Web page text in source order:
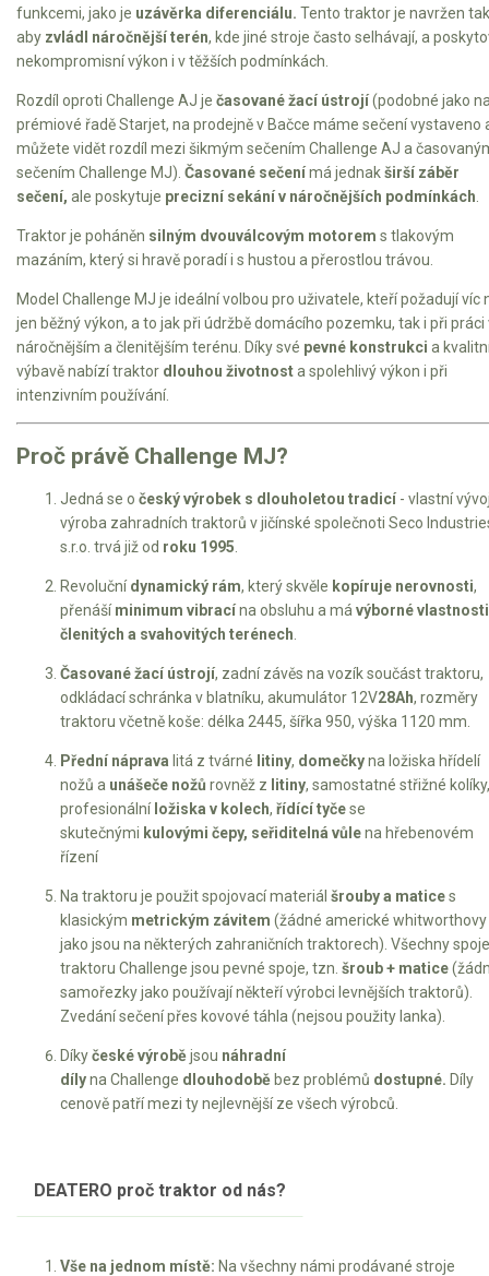
Elektrocentrály
Štěpkovače a drtiče
Elektrické skútry
Elektrické tříkolky
Elektrické tříkolky pracovní
Elektrické čtyřkolky
Náhradní díly
Zahradní traktory
Náhradní díly pro křovinořezy
Náhradní díly pro sekačky
funkcemi, jako je uzávěrka diferenciálu. Tento traktor je navržen
aby zvládl náročnější terén, kde jiné stroje často selhávají, a
nekompromisní výkon i v těžších podmínkách.
Rozdíl oproti Challenge AJ je časované žací ústrojí(podobné jako
prémiové řadě Starjet, na prodejně v Bačce máme sečení vystaveno
můžete vidět rozdíl mezi šikmým sečením Challenge AJ a
sečením Challenge MJ). Časované sečenímá jednakširší záběr
sečení, ale poskytuje precizní sekání v náročnějších podmínkách.
Traktor je poháněn silným dvouválcovým motorem s tlakovým
mazáním, který si hravě poradí i s hustou a přerostlou trávou.
Model Challenge MJ je ideální volbou pro uživatele, kteří požadují víc
jen běžný výkon, a to jak při údržbě domácího pozemku, tak i při práci
náročnějším a členitějším terénu. Díky své pevné konstrukci a
výbavě nabízí traktor dlouhou životnosta spolehlivý výkon i při
intenzivním používání.
Proč právě Challenge MJ?
Jedná se o český výrobek s dlouholetou tradicí - vlastní
výroba zahradních traktorů v jičínské společnoti Seco
s.r.o. trvá již od roku 1995.
Revolučnídynamický rám, který skvěle kopíruje nerovnosti,
přenášíminimum vibracína obsluhu a mávýborné
členitých a svahovitých terénech.
Časované žací ústrojí, zadní závěs na vozík součást traktoru,
odkládací schránka v blatníku, akumulátor 12V28Ah, rozměry
traktoru včetně koše: délka 2445, šířka 950, výška 1120 mm.
Přední náprava litá z tvárné litiny, domečkyna ložiska hřídelí
nožů a unášeče nožů rovněž z litiny, samostatné střižné kolíky,
profesionálníložiska v kolech, řídící tyčese
skutečnými kulovými čepy, seřiditelná vůlena hřebenovém
řízení
Na traktoru je použit spojovací materiál šrouby a matices
klasickým metrickým závitem (žádné americké whitworthovy
jako jsou na některých zahraničních traktorech). Všechny
traktoru Challenge jsou pevné spoje, tzn. šroub + matice
samořezky jako používají někteří výrobci levnějších traktorů).
Zvedání sečení přes kovové táhla (nejsou použity lanka).
Díkyčeské výrobějsou náhradní
dílyna Challenge dlouhodobě bez problémů dostupné. Díly
cenově patří mezi ty nejlevnější ze všech výrobců.
DEATERO proč traktor od nás?
Vše na jednom místě: Na všechny námi prodávané stroje